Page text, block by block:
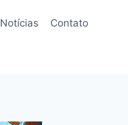
Notícias Contato